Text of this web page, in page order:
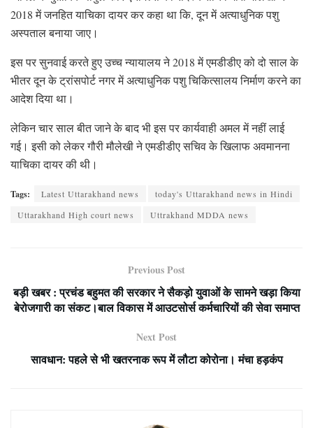
2018 में जनहित याचिका दायर कर कहा था कि, दून में अत्याधुनिक पशु
अस्पताल बनाया जाए।
इस पर सुनवाई करते हुए उच्च न्यायालय ने 2018 में एमडीडीए को दो साल के
भीतर दून के ट्रांसपोर्ट नगर में अत्याधुनिक पशु चिकित्सालय निर्माण करने का
आदेश दिया था।
लेकिन चार साल बीत जाने के बाद भी इस पर कार्यवाही अमल में नहीं लाई
गई। इसी को लेकर गौरी मौलेखी ने एमडीडीए सचिव के खिलाफ अवमानना
याचिका दायर की थी।
Tags: Latest Uttarakhand news
today's Uttarakhand news in Hindi
Uttarakhand High court news
Uttrakhand MDDA news
Previous Post
बड़ी खबर : प्रचंड बहुमत की सरकार ने सैकड़ो युवाओं के सामने खड़ा किया
बेरोजगारी का संकट।बाल विकास में आउटसोर्स कर्मचारियों की सेवा समाप्त
Next Post
सावधान: पहले से भी खतरनाक रूप में लौटा कोरोना। मंचा हड़कंप